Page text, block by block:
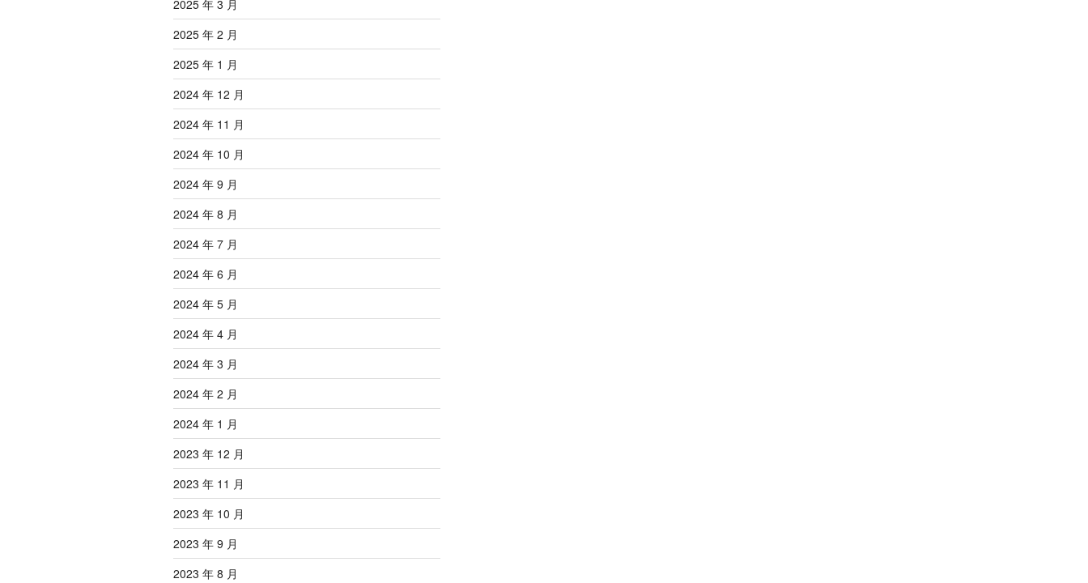
2025 年 3 月
2025 年 2 月
2025 年 1 月
2024 年 12 月
2024 年 11 月
2024 年 10 月
2024 年 9 月
2024 年 8 月
2024 年 7 月
2024 年 6 月
2024 年 5 月
2024 年 4 月
2024 年 3 月
2024 年 2 月
2024 年 1 月
2023 年 12 月
2023 年 11 月
2023 年 10 月
2023 年 9 月
2023 年 8 月